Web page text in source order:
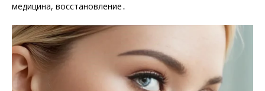
медицина, восстановление․